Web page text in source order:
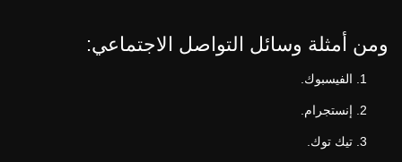
ومن أمثلة وسائل التواصل الاجتماعي:
الفيسبوك.
إنستجرام.
تيك توك.